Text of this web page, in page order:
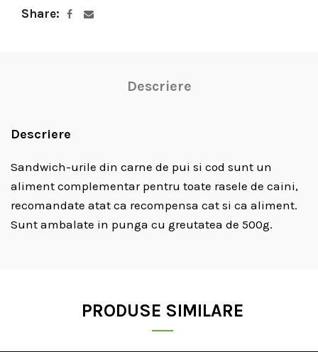
Share
Descriere
Descriere
Sandwich-urile din carne de pui si cod sunt un
aliment complementar pentru toate rasele de caini,
recomandate atat ca recompensa cat si ca aliment.
Sunt ambalate in punga cu greutatea de 500g.
PRODUSE SIMILARE